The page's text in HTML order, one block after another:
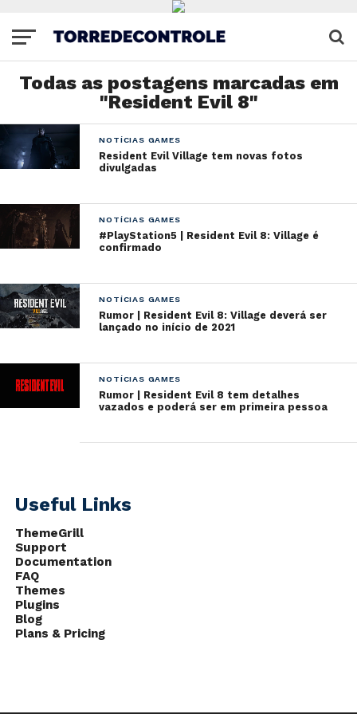
Todas as postagens marcadas em
"Resident Evil 8"
NOTÍCIAS GAMES
Resident Evil Village tem novas fotos
divulgadas
NOTÍCIAS GAMES
#PlayStation5 | Resident Evil 8: Village é
confirmado
NOTÍCIAS GAMES
Rumor | Resident Evil 8: Village deverá ser
lançado no início de 2021
NOTÍCIAS GAMES
Rumor | Resident Evil 8 tem detalhes
vazados e poderá ser em primeira pessoa
Useful Links
ThemeGrill
Support
Documentation
FAQ
Themes
Plugins
Blog
Plans & Pricing